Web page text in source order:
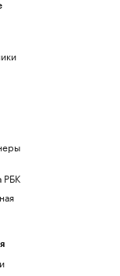
РБК